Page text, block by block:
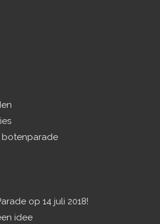
botenparade
op 14 juli 2018!
idee